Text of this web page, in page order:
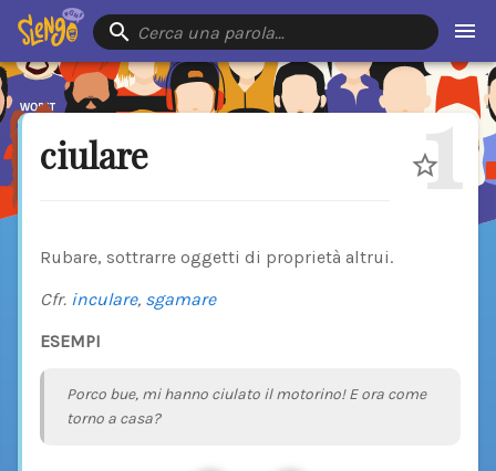
Cerca una parola…
ciulare 1
Rubare, sottrarre oggetti di proprietà altrui.
Cfr. inculare, sgamare
ESEMPI
Porco bue, mi hanno ciulato il motorino! E ora come
torno a casa?